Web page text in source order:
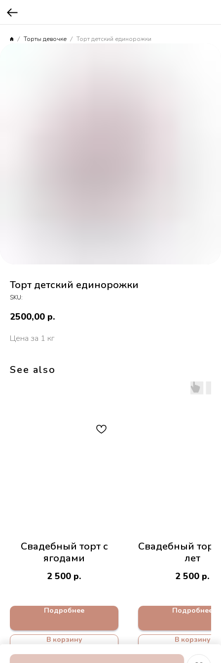
Торты девочке Торт детский единорожки
Торт детский единорожки
SKU:
2500,00 р.
Цена за 1 кг
See also
Свадебный торт с
ягодами
2 500 р.
Подробнее
В корзину
Свадебный торт
лет
2 500 р.
Подробнее
В корзину